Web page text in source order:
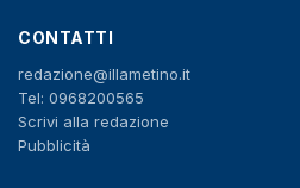
CONTATTI
redazione@illametino.it
Tel: 0968200565
Scrivi alla redazione
Pubblicità